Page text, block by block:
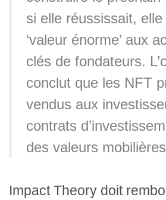
si elle réussissait,
‘valeur énorme’ aux
clés de fondateurs.
conclut que les NFT
vendus aux
contrats
des valeurs
Impact Theory doit